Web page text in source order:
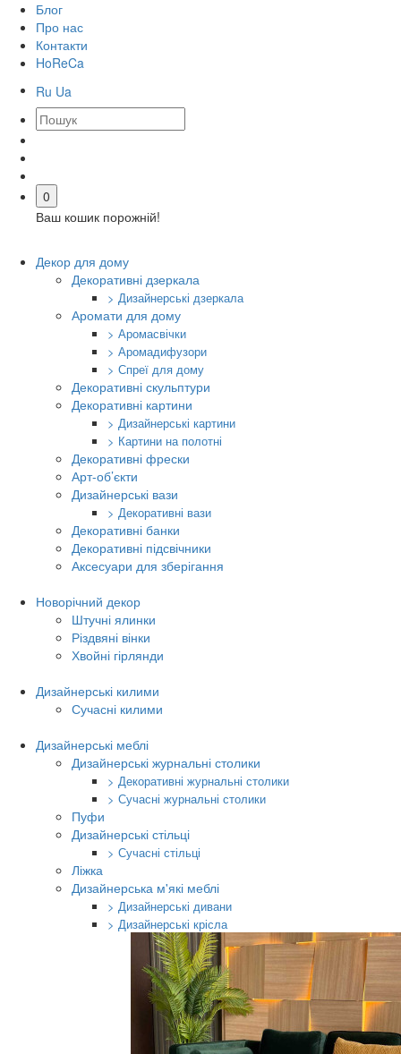
Блог
Про нас
Контакти
HoReCa
Ru Ua
0
Ваш кошик порожній!
Декор для дому
Декоративні дзеркала
> Дизайнерські дзеркала
Аромати для дому
> Аромасвічки
> Аромадифузори
> Спреї для дому
Декоративні скульптури
Декоративні картини
> Дизайнерські картини
> Картини на полотні
Декоративні фрески
Арт-об’єкти
Дизайнерські вази
> Декоративні вази
Декоративні банки
Декоративні підсвічники
Аксесуари для зберігання
Новорічний декор
Штучні ялинки
Різдвяні вінки
Хвойні гірлянди
Дизайнерські килими
Сучасні килими
Дизайнерські меблі
Дизайнерські журнальні столики
> Декоративні журнальні столики
> Сучасні журнальні столики
Пуфи
Дизайнерські стільці
> Сучасні стільці
Ліжка
Дизайнерська м'які меблі
> Дизайнерські дивани
> Дизайнерські крісла